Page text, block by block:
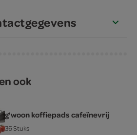
ook
g'woon koffiepads cafeïnevrij
36 Stuks